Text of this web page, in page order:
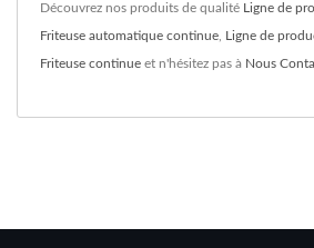
Découvrez nos produits de qualité Ligne de
Friteuse automatique continue Ligne de
Friteuse continue et n'hésitez pas à Nous